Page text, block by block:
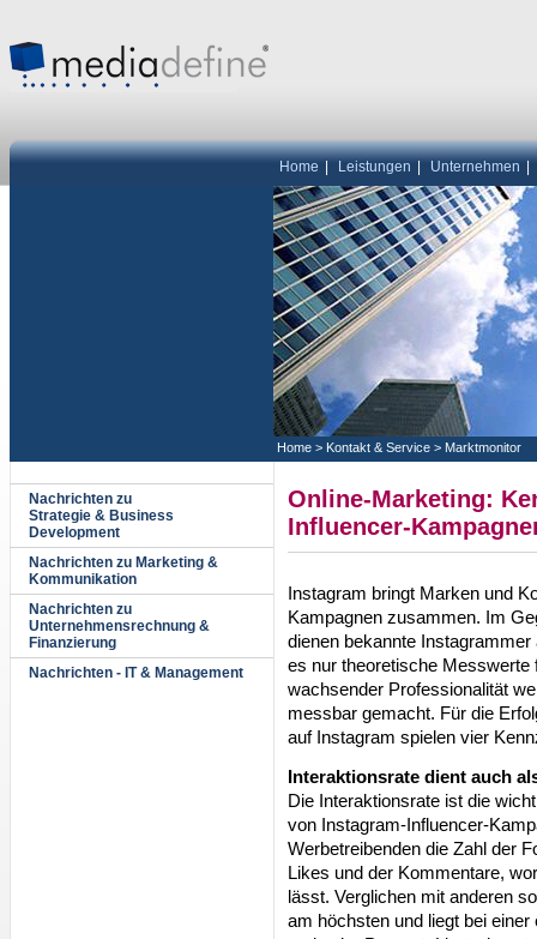
Home Leistungen Unternehmen
Home > Kontakt & Service > Marktmonitor
Nachrichten zu
Strategie & Business
Development
Nachrichten zu Marketing &
Kommunikation
Nachrichten zu
Unternehmensrechnung &
Finanzierung
Nachrichten - IT & Management
Online-Marketing:
Influencer-
Instagram bringt Marken und
Kampagnen zusammen. Im
dienen bekannte
es nur theoretische
wachsender Professionalität
messbar gemacht. Für die
auf Instagram spielen vier
Interaktionsrate dient auch
Die Interaktionsrate ist die
von Instagram-Influencer-
Werbetreibenden die Zahl der
Likes und der Kommentare,
lässt. Verglichen mit anderen
am höchsten und liegt bei